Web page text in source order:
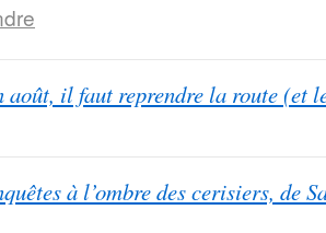
août, il faut reprendre la route (et
à l’ombre des cerisiers, de